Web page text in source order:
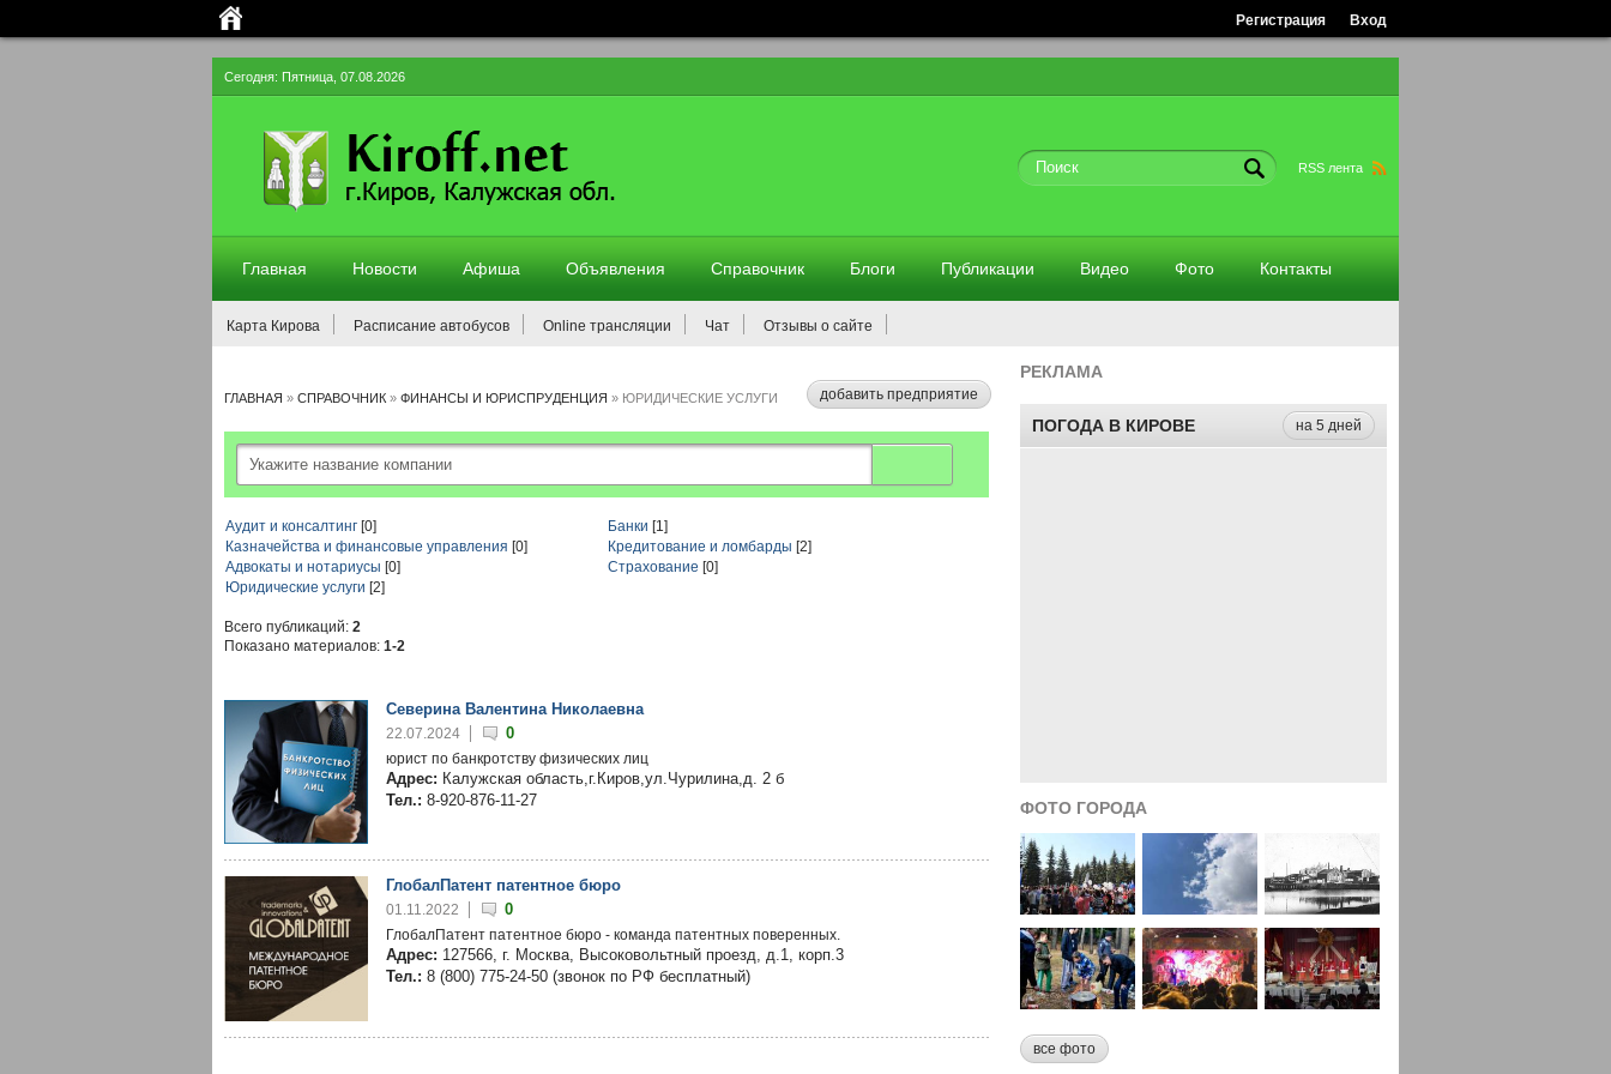
Вход
Регистрация
Сегодня: Пятница, 07.08.2026
RSS лента
Главная Новости Афиша Объявления Справочник Блоги Публикации Видео Фото Контакты
Карта Кирова Расписание автобусов Online трансляции Чат Отзывы о сайте
ГЛАВНАЯ » СПРАВОЧНИК » ФИНАНСЫ И ЮРИСПРУДЕНЦИЯ » ЮРИДИЧЕСКИЕ УСЛУГИ
Аудит и консалтинг [0] Банки [1]
Казначейства и финансовые управления [0] Кредитование и ломбарды [2]
Адвокаты и нотариусы [0] Страхование [0]
Юридические услуги [2]
Всего публикаций: 2
Показано материалов: 1-2
Северина Валентина Николаевна
22.07.2024 0
юрист по банкротству физических лиц
Адрес: Калужская область,г.Киров,ул.Чурилина,д. 2 б
Тел.: 8-920-876-11-27
ГлобалПатент патентное бюро
01.11.2022 0
ГлобалПатент патентное бюро - команда патентных поверенных.
Адрес: 127566, г. Москва, Высоковольтный проезд, д.1, корп.3
Тел.: 8 (800) 775-24-50 (звонок по РФ бесплатный)
добавить предприятие
РЕКЛАМА
ПОГОДА В КИРОВЕ на 5 дней
ФОТО ГОРОДА
все фото